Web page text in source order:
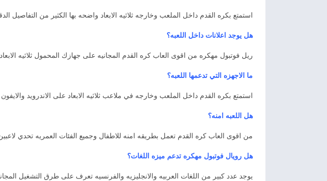
استمتع بكره القدم داخل الملعب وخارجه ثلاثيه الابعاد واضحه بها الكثير من التفاصيل
هل يوجد اعلانات داخل اللعبه؟
ريل فوتبول مهكره من اقوى العاب كره القدم المجانيه على جهازك المحمول ثلاثيه
ما الاجهزه التي تدعمها اللعبه؟
استمتع بكره القدم داخل الملعب وخارجه في ملاعب ثلاثيه الابعاد على الاندرويد
هل اللعبه امنه؟
من اقوى العاب كره القدم تعمل بطريقه امنه للاطفال وجميع الفئات العمريه تحدي
هل رويال فوتبول مهكره تدعم ميزه اللغات؟
يوجد عدد كبير من اللغات العربيه والانجليزيه والفرنسيه تعرف على طرق التشغيل